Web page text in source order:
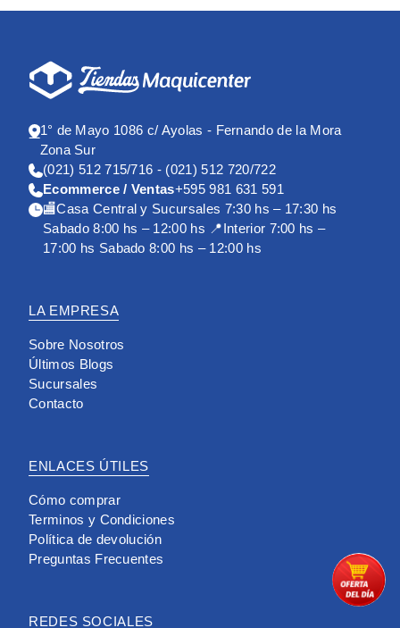
1° de Mayo 1086 c/ Ayolas - Fernando de la Mora
Zona Sur
(021) 512 715/716 - (021) 512 720/722
Ecommerce / Ventas+595 981 631 591
🏬Casa Central y Sucursales 7:30 hs – 17:30 hs
Sabado 8:00 hs – 12:00 hs 📍Interior 7:00 hs –
17:00 hs Sabado 8:00 hs – 12:00 hs
LA EMPRESA
Sobre Nosotros
Últimos Blogs
Sucursales
Contacto
ENLACES ÚTILES
Cómo comprar
Terminos y Condiciones
Política de devolución
Preguntas Frecuentes
REDES SOCIALES